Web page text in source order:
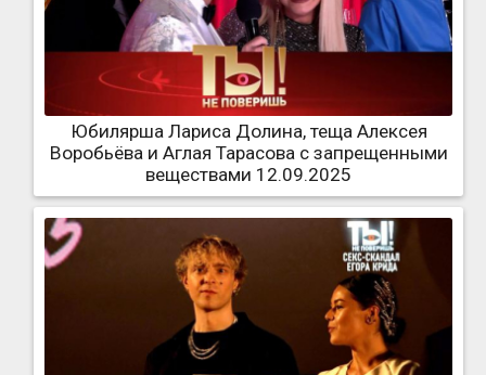
Юбилярша Лариса Долина, теща Алексея
Воробьёва и Аглая Тарасова с запрещенными
веществами 12.09.2025